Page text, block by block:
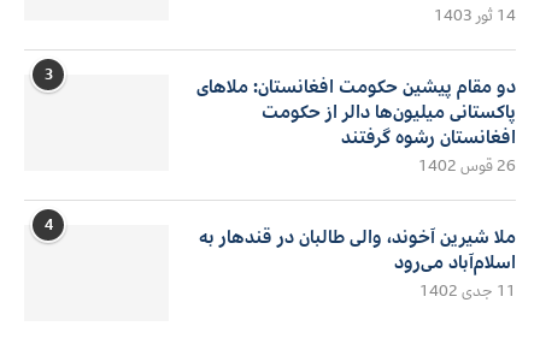
14 ثور 1403
3
دو مقام پیشین حکومت افغانستان: ملاهای
پاکستانی میلیون‌ها دالر از حکومت
افغانستان رشوه گرفتند
26 قوس 1402
4
ملا شیرین آخوند، والی طالبان در قندهار به
اسلام‌آباد می‌رود
11 جدی 1402